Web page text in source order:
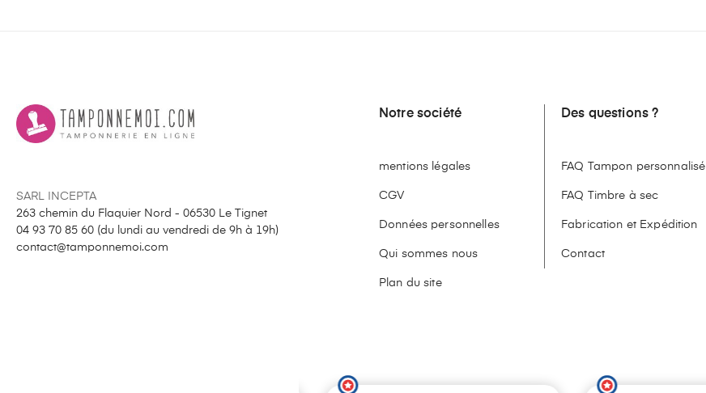
SARL INCEPTA
263 chemin du Flaquier Nord - 06530 Le Tignet
04 93 70 85 60 (du lundi au vendredi de 9h à 19h)
contact@tamponnemoi.com
Notre société
mentions légales
CGV
Données personnelles
Qui sommes nous
Plan du site
Des questions ?
FAQ Tampon personnalisé
FAQ Timbre à sec
Fabrication et Expédition
Contact